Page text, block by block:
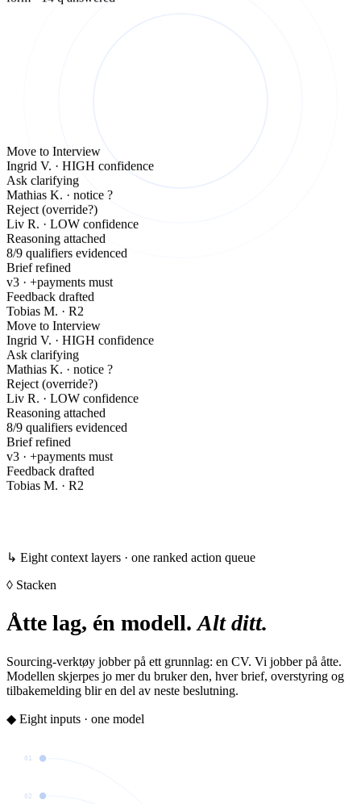
Move to Interview
Ingrid V. · HIGH confidence
Ask clarifying
Mathias K. · notice ?
Reject (override?)
Liv R. · LOW confidence
Reasoning attached
8/9 qualifiers evidenced
Brief refined
v3 · +payments must
Feedback drafted
Tobias M. · R2
Move to Interview
Ingrid V. · HIGH confidence
Ask clarifying
Mathias K. · notice ?
Reject (override?)
Liv R. · LOW confidence
Reasoning attached
8/9 qualifiers evidenced
Brief refined
v3 · +payments must
Feedback drafted
Tobias M. · R2
↳ Eight context layers · one ranked action queue
◊ Stacken
Åtte lag, én modell. Alt ditt.
Sourcing-verktøy jobber på ett grunnlag: en CV. Vi jobber på åtte.
Modellen skjerpes jo mer du bruker den, hver brief, overstyring og
tilbakemelding blir en del av neste beslutning.
◆ Eight inputs · one model
01
02